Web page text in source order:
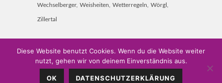
Wechselberger Weisheiten Wetterregeln Wörgl
Zillertal
Weitschön 60 • A-6250 Kundl • Mobil: 0660 7451 000 •
Diese Website benutzt Cookies. Wenn du die Website weiter
nutzt, gehen wir von deinem Einverständnis aus.
OK DATENSCHUTZERKLÄRUNG